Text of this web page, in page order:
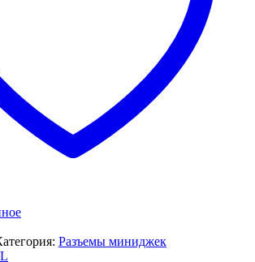
Разъемы миниджек